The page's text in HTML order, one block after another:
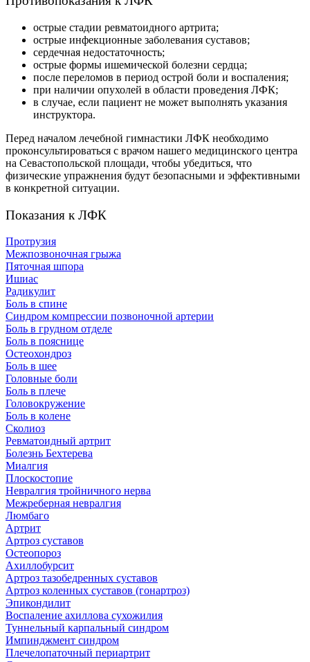
острые стадии ревматоидного артрита;
острые инфекционные заболевания суставов;
сердечная недостаточность;
острые формы ишемической болезни сердца;
после переломов в период острой боли и воспаления;
при наличии опухолей в области проведения ЛФК;
в случае, если пациент не может выполнять указания
инструктора.
Перед началом лечебной гимнастики ЛФК необходимо
проконсультироваться с врачом нашего медицинского центра
на Севастопольской площади, чтобы убедиться, что
физические упражнения будут безопасными и эффективными
в конкретной ситуации.
Показания к ЛФК
Протрузия
Межпозвоночная грыжа
Пяточная шпора
Ишиас
Радикулит
Боль в спине
Синдром компрессии позвоночной артерии
Боль в грудном отделе
Боль в пояснице
Остеохондроз
Боль в шее
Головные боли
Боль в плече
Головокружение
Боль в колене
Сколиоз
Ревматоидный артрит
Болезнь Бехтерева
Миалгия
Плоскостопие
Невралгия тройничного нерва
Межреберная невралгия
Люмбаго
Артрит
Артроз суставов
Остеопороз
Ахиллобурсит
Артроз тазобедренных суставов
Артроз коленных суставов (гонартроз)
Эпикондилит
Воспаление ахиллова сухожилия
Туннельный карпальный синдром
Импинджмент синдром
Плечелопаточный периартрит